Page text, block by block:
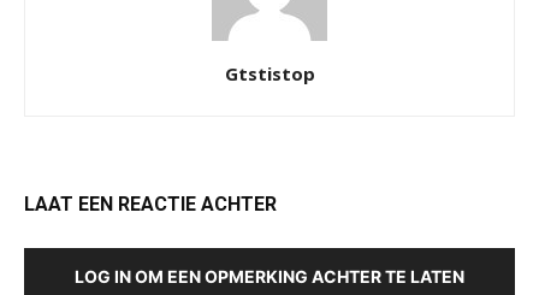
Gtstistop
LAAT EEN REACTIE ACHTER
LOG IN OM EEN OPMERKING ACHTER TE LATEN